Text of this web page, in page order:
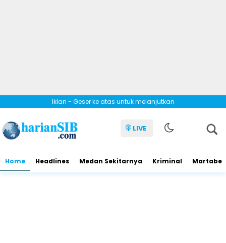
Iklan - Geser ke atas untuk melanjutkan
LIVE
Home Headlines Medan Sekitarnya Kriminal Martabe